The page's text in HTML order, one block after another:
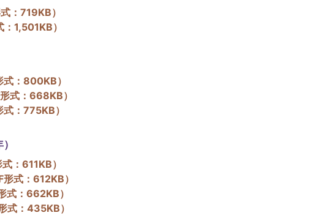
：719KB）
1,501KB）
：800KB）
式：668KB）
：775KB）
：611KB）
式：612KB）
式：662KB）
式：435KB）